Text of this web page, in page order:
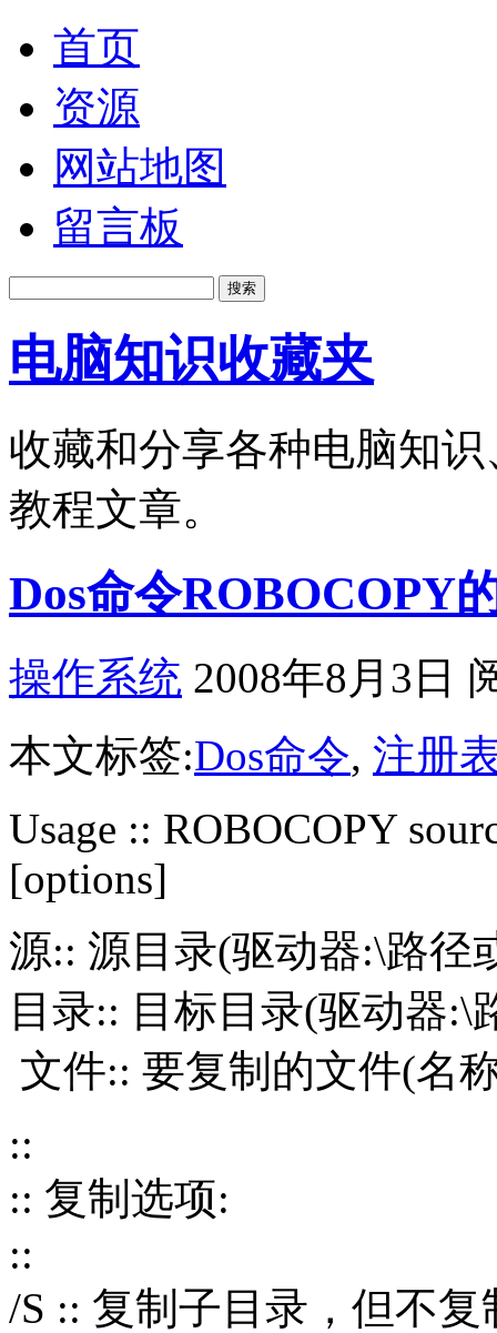
首页
资源
网站地图
留言板
电脑知识收藏夹
收藏和分享各种电脑知
教程文章。
Dos命令ROBOCOPY
操作系统 2008年8月3日
本文标签:Dos命令, 注册
Usage :: ROBOCOPY
[options]
源:: 源目录(驱动器:\路径
目录:: 目标目录(驱动器
文件:: 要复制的文件(名
::
:: 复制选项:
::
/S :: 复制子目录，但不